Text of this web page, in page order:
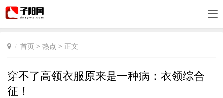
首页 > 热点 > 正文
穿不了高领衣服原来是一种病：衣领综合
征！